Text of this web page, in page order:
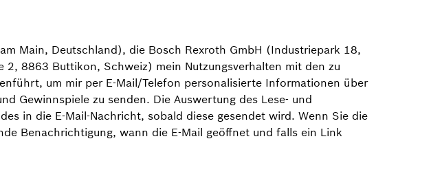
Main, Deutschland), die Bosch Rexroth GmbH (Industriepark 18,
8863 Buttikon, Schweiz) mein Nutzungsverhalten mit den zu
um mir per E-Mail/Telefon personalisierte Informationen über
Gewinnspiele zu senden. Die Auswertung des Lese- und
in die E-Mail-Nachricht, sobald diese gesendet wird. Wenn Sie die
Benachrichtigung, wann die E-Mail geöffnet und falls ein Link